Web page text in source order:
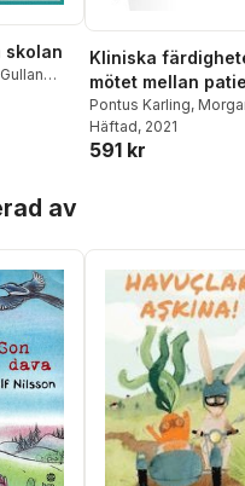
skolan
Gullan
Bross
,Ulf
Totalt antal röster:
Kliniska
mötet mellan
och läkare
Pontus Karling,
Andersson,Christian
Anker-Hansen
Henningsohn
Herlofson,Lars Johan
Liedholm,Mikael
Johansson,Gauti
Jóhannesson, Anna
Björn Klinge, Christina
Lindén,Arne Lindgren
Malm Kari Nielsen,Ulf
Nilsson ,Ulrika
Thomas Sandström,
Schenck-Gustafsson,
Häftad, 2021
591 kr
av